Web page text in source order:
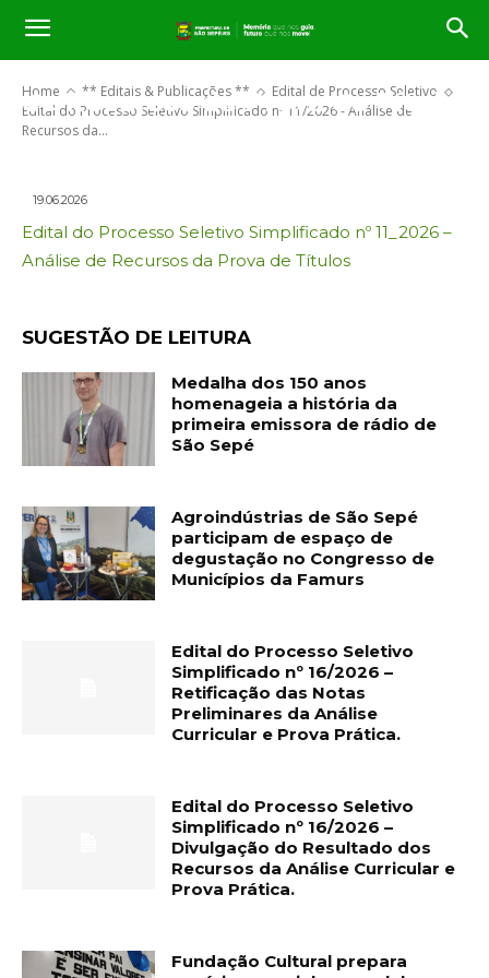
Home ** Editais & Publicações **
Edital de Processo Seletivo
Edital do Processo Seletivo Simplificado nº 11/2026 - Análise de
Recursos da...
Edital do Processo Seletivo
Simplificado nº 11/2026 – Análise
de Recursos da Prova de Títulos
19.06.2026
Edital do Processo Seletivo Simplificado nº 11_2026 –
Análise de Recursos da Prova de Títulos
SUGESTÃO DE LEITURA
Medalha dos 150 anos
homenageia a história da
primeira emissora de rádio de
São Sepé
Agroindústrias de São Sepé
participam de espaço de
degustação no Congresso de
Municípios da Famurs
Edital do Processo Seletivo
Simplificado nº 16/2026 –
Retificação das Notas
Preliminares da Análise
Curricular e Prova Prática.
Edital do Processo Seletivo
Simplificado nº 16/2026 –
Divulgação do Resultado dos
Recursos da Análise Curricular e
Prova Prática.
Fundação Cultural prepara